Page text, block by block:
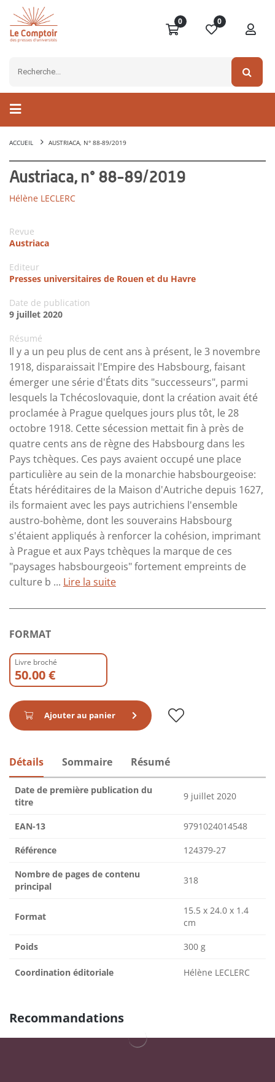
0 0
ACCUEIL AUSTRIACA, N° 88-89/2019
Austriaca, n° 88-89/2019
Hélène LECLERC
Revue
Austriaca
Editeur
Presses universitaires de Rouen et du Havre
Date de publication
9 juillet 2020
Résumé
Il y a un peu plus de cent ans à présent, le 3 novembre
1918, disparaissait l'Empire des Habsbourg, faisant
émerger une série d'États dits "successeurs", parmi
lesquels la Tchécoslovaquie, dont la création avait été
proclamée à Prague quelques jours plus tôt, le 28
octobre 1918. Cette sécession mettait fin à près de
quatre cents ans de règne des Habsbourg dans les
Pays tchèques. Ces pays avaient occupé une place
particulière au sein de la monarchie habsbourgeoise:
États héréditaires de la Maison d'Autriche depuis 1627,
ils formaient avec les pays autrichiens l'ensemble
austro-bohème, dont les souverains Habsbourg
s'étaient appliqués à renforcer la cohésion, imprimant
à Prague et aux Pays tchèques la marque de ces
"paysages habsbourgeois" fortement empreints de
culture b ... Lire la suite
FORMAT
Livre broché
50.00 €
Ajouter au panier
Détails Sommaire Résumé
Date de première publication du
titre
9 juillet 2020
EAN-13 9791024014548
Référence 124379-27
Nombre de pages de contenu
principal
318
Format
15.5 x 24.0 x 1.4
cm
Poids 300 g
Coordination éditoriale Hélène LECLERC
Recommandations